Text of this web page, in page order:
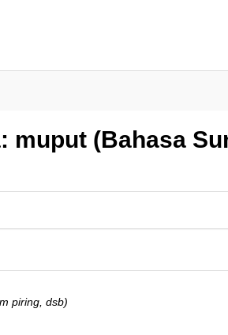
muput (Bahasa
piring, dsb)